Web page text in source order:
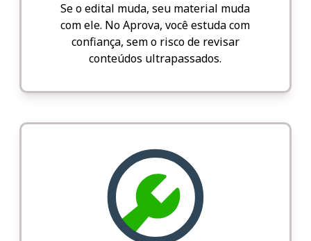
Se o edital muda, seu material muda
com ele. No Aprova, você estuda com
confiança, sem o risco de revisar
conteúdos ultrapassados.